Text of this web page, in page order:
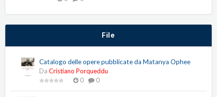
File
Catalogo delle opere pubblicate da Matanya Ophee
Da Cristiano Porqueddu
0
0